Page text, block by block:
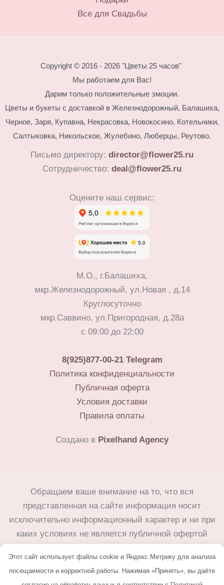
Все для Свадьбы
Copyright © 2016 - 2026 "Цветы 25 часов"
Мы работаем для Вас!
Дарим только положительные эмоции.
Цветы и букеты с доставкой в Железнодорожный, Балашиха,
Черное, Заря, Купавна, Некрасовка, Новокосино, Котельники,
Салтыковка, Никольское, Жулебино, Люберцы, Реутово.
Письмо директору: director@flower25.ru
Сотрудничество: deal@flower25.ru
Оцените наш сервис:
М.О., г.Балашиха,
мкр.Железнодорожный, ул.Новая , д.14
Круглосуточно
мкр.Саввино, ул.Пригородная, д.28а
с 09:00 до 22:00
8(925)877-00-21 Telegram
Политика конфиденциальности
Публичная оферта
Условия доставки
Правила оплаты
Создано в Pixelhand Agency
Обращаем ваше внимание на то, что вся
представленная на сайте информация носит
исключительно информационный характер и ни при
каких условиях не является публичной офертой
Гражданского кодекса Российской Федерации.
Любое копирование с сайта flower25.ru без письменного
Этот сайт использует файлы cookie и Яндекс.Метрику для анализа
посещаемости и корректной работы. Нажимая «Принять», вы даёте